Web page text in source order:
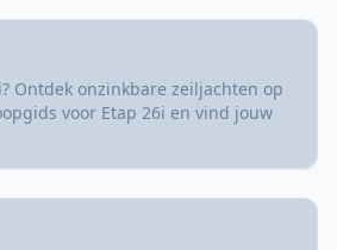
Ontdek onzinkbare zeiljachten op
voor Etap 26i en vind jouw